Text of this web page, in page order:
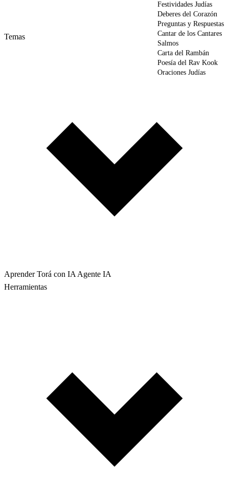
Temas
Aprender Torá con IA Agente IA
Herramientas
Festividades Judías
Deberes del Corazón
Preguntas y Respuestas
Cantar de los Cantares
Salmos
Carta del Rambán
Poesía del Rav Kook
Oraciones Judías